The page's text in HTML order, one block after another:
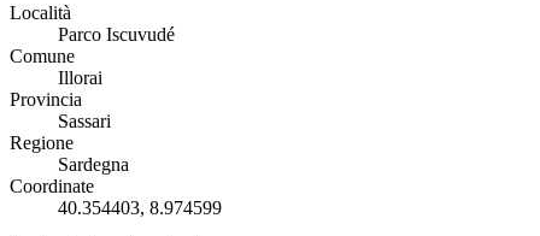
Località
Parco Iscuvudé
Comune
Illorai
Provincia
Sassari
Regione
Sardegna
Coordinate
40.354403, 8.974599